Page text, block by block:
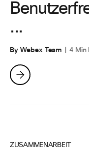
...
By Webex Team 4 Min
ZUSAMMENARBEIT